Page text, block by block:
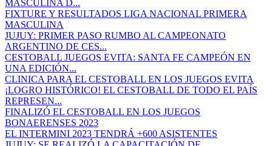
MASCULINA D...
FIXTURE Y RESULTADOS LIGA NACIONAL PRIMERA
MASCULINA
JUJUY: PRIMER PASO RUMBO AL CAMPEONATO
ARGENTINO DE CES...
CESTOBALL JUEGOS EVITA: SANTA FE CAMPEÓN EN
UNA EDICIÓN...
CLINICA PARA EL CESTOBALL EN LOS JUEGOS EVITA
¡LOGRO HISTÓRICO! EL CESTOBALL DE TODO EL PAÍS
REPRESEN...
FINALIZÓ EL CESTOBALL EN LOS JUEGOS
BONAERENSES 2023
EL INTERMINI 2023 TENDRÁ +600 ASISTENTES